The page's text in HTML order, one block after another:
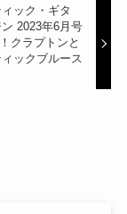
ック・ギタ
2023年6月号
クラプトンと
ックブルース